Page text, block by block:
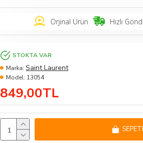
Orjinal Ürün Hızlı
849,00TL
STOKTA VAR
Marka: Saint Laurent
Model: 13054